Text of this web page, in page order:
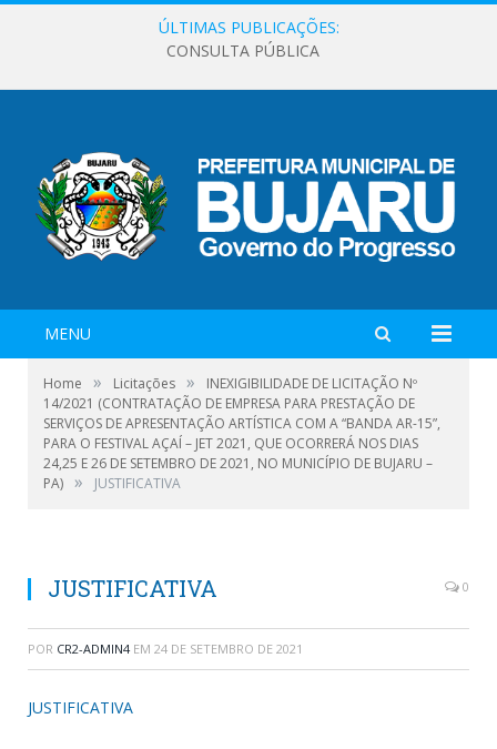
ÚLTIMAS PUBLICAÇÕES:
CONSULTA PÚBLICA
MENU
Home » Licitações »
INEXIGIBILIDADE DE LICITAÇÃO Nº
14/2021 (CONTRATAÇÃO DE EMPRESA PARA PRESTAÇÃO DE
SERVIÇOS DE APRESENTAÇÃO ARTÍSTICA COM A “BANDA AR-15”,
PARA O FESTIVAL AÇAÍ – JET 2021, QUE OCORRERÁ NOS DIAS
24,25 E 26 DE SETEMBRO DE 2021, NO MUNICÍPIO DE BUJARU –
PA) » JUSTIFICATIVA
JUSTIFICATIVA 0
POR CR2-ADMIN4 EM 24 DE SETEMBRO DE 2021
JUSTIFICATIVA